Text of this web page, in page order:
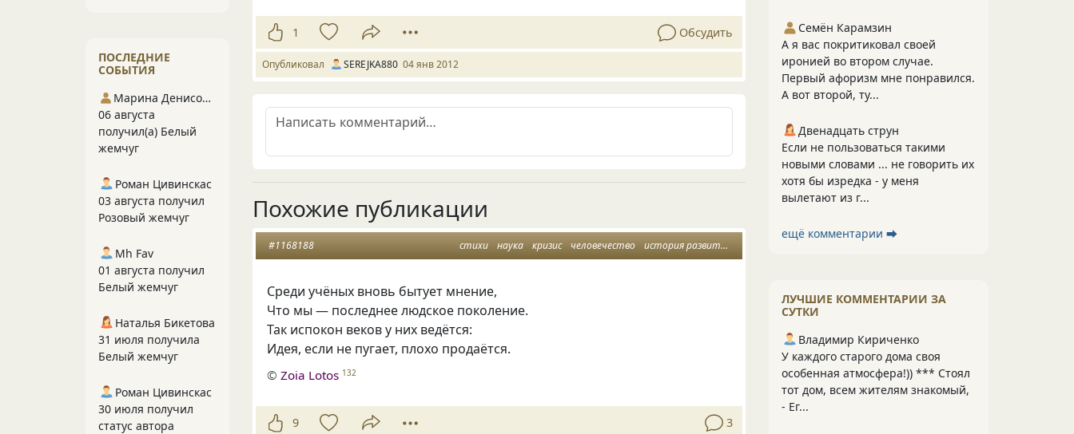
1 Обсудить
Опубликовал SEREJKA880 04 янв 2012
Похожие публикации
стихи наука кризис человечество история развития
#1168188
Среди учёных вновь бытует мнение,
Что мы — последнее людское поколение.
Так испокон веков у них ведётся:
Идея, если не пугает, плохо продаётся.
©Zoia Lotos 132
9 3
Семён Карамзин
А я вас покритиковал своей
иронией во втором случае.
Первый афоризм мне понравился.
А вот второй, ту...
Двенадцать струн
Если не пользоваться такими
новыми словами ... не говорить их
хотя бы изредка - у меня
вылетают из г...
ещё комментарии ⮕
ЛУЧШИЕ КОММЕНТАРИИ ЗА
СУТКИ
Владимир Кириченко
У каждого старого дома своя
особенная атмосфера!)) *** Стоял
тот дом, всем жителям знакомый,
- Ег...
ПОСЛЕДНИЕ
СОБЫТИЯ
Марина Денисова 5
06 августа
получил(а) Белый
жемчуг
Роман Цивинскас
03 августа получил
Розовый жемчуг
Mh Fav
01 августа получил
Белый жемчуг
Наталья Бикетова
31 июля получила
Белый жемчуг
Роман Цивинскас
30 июля получил
статус автора